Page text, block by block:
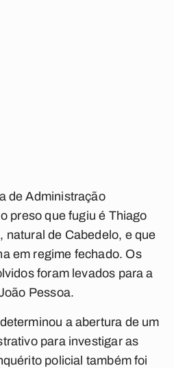
de Administração
preso que fugiu é Thiago
natural de Cabedelo, e que
em regime fechado. Os
foram levados para a
Pessoa.
a abertura de um
para investigar as
policial também foi